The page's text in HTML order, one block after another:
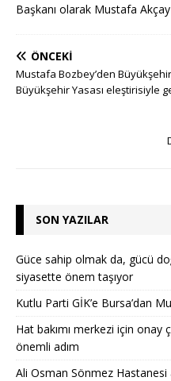
Başkanı olarak Mustafa
ÖNCEKI
Mustafa Bozbey’den
Büyükşehir Yasası eleştirisiyle
SON YAZILAR
Güce sahip olmak da, gücü
siyasette önem taşıyor
Kutlu Parti GİK’e Bursa’dan
Hat bakımı merkezi için onay
önemli adım
Ali Osman Sönmez Hastanesi